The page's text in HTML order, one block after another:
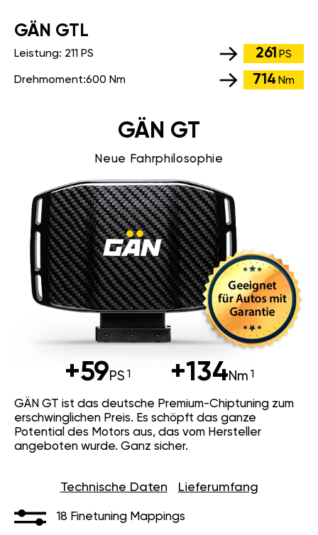
GÄN GTL
Leistung: 211 PS 261 PS
Drehmoment:600 Nm 714 Nm
GÄN GT
Neue Fahrphilosophie
+59PS +134Nm
GÄN GT ist das deutsche Premium-Chiptuning zum
erschwinglichen Preis. Es schöpft das ganze
Potential des Motors aus, das vom Hersteller
angeboten wurde. Ganz sicher.
Technische Daten Lieferumfang
18 Finetuning Mappings